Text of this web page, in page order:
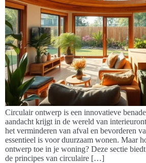
Circulair ontwerp is een innovatieve
aandacht krijgt in de wereld van
het verminderen van afval en bevorderen
essentieel is voor duurzaam wonen. Maar
ontwerp toe in je woning? Deze sectie
de principes van circulaire […]